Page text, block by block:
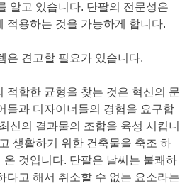
알고 있습니다. 단팔의 전문성은
적용하는 것을 가능하게 합니다.
은 견고할 필요가 있습니다.
적합한 균형을 찾는 것은 혁신의 문
들과 디자이너들의 경험을 요구합
신의 결과물의 조합을 육성 시킵니
생활하기 위한 건축물을 축조 하
온 것입니다. 단팔은 날씨는 불쾌하
다고 해서 취소할 수 없는 요소라는